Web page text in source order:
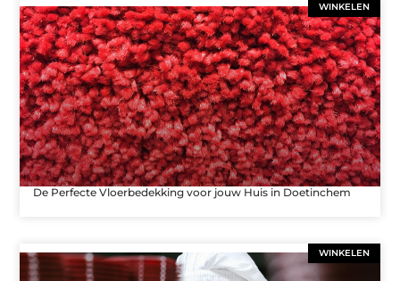
WINKELEN
De Perfecte Vloerbedekking voor jouw Huis in Doetinchem
WINKELEN